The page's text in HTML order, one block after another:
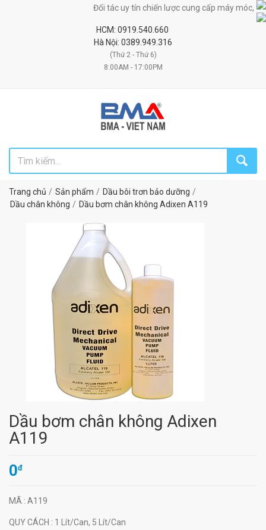
Đối tác uy tín chiến lược cung cấp máy móc, thiết
HCM: 0919.540.660
Hà Nội: 0389.949.316
(Thứ 2 - Thứ 6)
8:00AM - 17:00PM
Trang chủ Sản phẩm
Dầu bôi trơn bảo dưỡng
Dầu chân không
Dầu bơm chân không Adixen A119
Dầu bơm chân không Adixen
A119
0đ
MÃ : A119
QUY CÁCH : 1 Lít/Can, 5 Lít/Can